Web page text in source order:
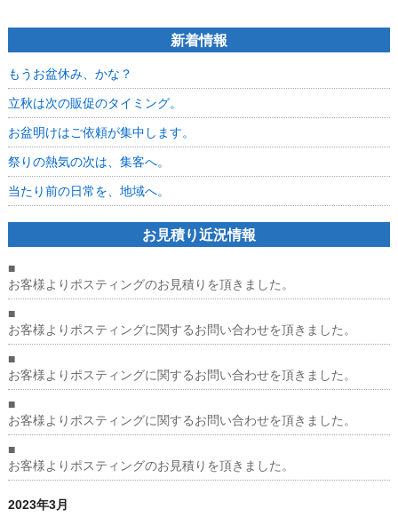
た
ね。
は
新着情報
もうお盆休み、かな？
立秋は次の販促のタイミング。
お盆明けはご依頼が集中します。
祭りの熱気の次は、集客へ。
当たり前の日常を、地域へ。
お見積り近況情報
■
お客様よりポスティングのお見積りを頂きました。
■
お客様よりポスティングに関するお問い合わせを頂きました。
■
お客様よりポスティングに関するお問い合わせを頂きました。
■
お客様よりポスティングに関するお問い合わせを頂きました。
■
お客様よりポスティングのお見積りを頂きました。
2023年3月